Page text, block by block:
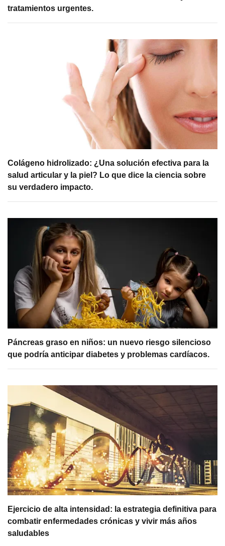
tratamientos urgentes.
Colágeno hidrolizado: ¿Una solución efectiva para la
salud articular y la piel? Lo que dice la ciencia sobre
su verdadero impacto.
Páncreas graso en niños: un nuevo riesgo silencioso
que podría anticipar diabetes y problemas cardíacos.
Ejercicio de alta intensidad: la estrategia definitiva para
combatir enfermedades crónicas y vivir más años
saludables